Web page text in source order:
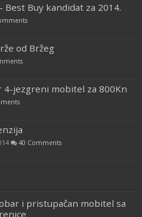
Best Buy kandidat za 2014.
od Bržeg
4-jezgreni mobitel za 800Kn
40 Comments
i pristupačan mobitel sa